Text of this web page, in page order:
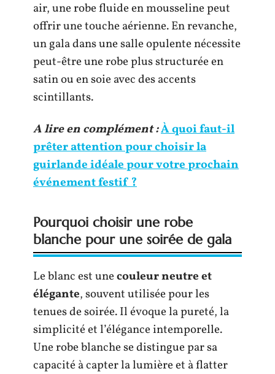
air, une robe fluide en mousseline peut
offrir une touche aérienne. En revanche,
un gala dans une salle opulente nécessite
peut-être une robe plus structurée en
satin ou en soie avec des accents
scintillants.
A lire en complément :À quoi faut-il
prêter attention pour choisir la
guirlande idéale pour votre prochain
événement festif ?
Pourquoi choisir une robe
blanche pour une soirée de gala
Le blanc est unecouleur neutre et
élégante, souvent utilisée pour les
tenues de soirée. Il évoque la pureté, la
simplicité et l’élégance intemporelle.
Une robe blanche se distingue par sa
capacité à capter la lumière et à flatter